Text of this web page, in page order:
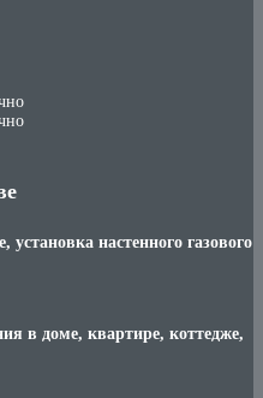
установка настенного газового
в доме, квартире, коттедже,